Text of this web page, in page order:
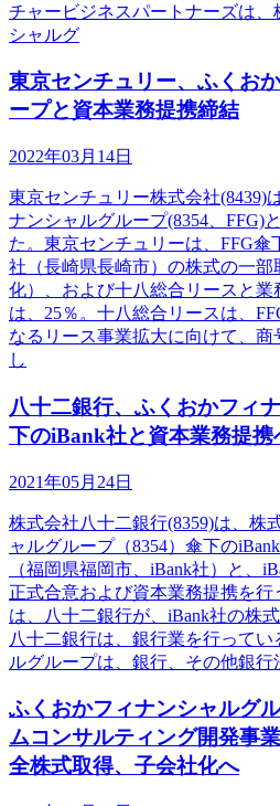
チャービジネスパートナーズは
シャルグ
東京センチュリー、ふくお
ープと資本業務提携締結
2022年03月14日
東京センチュリー株式会社(8439)
ナンシャルグループ(8354、FFG)
た。東京センチュリーは、FFG傘
社（長崎県長崎市）の株式の一
化）、および十八総合リースと
は、25％。十八総合リースは、
なるリース事業拡大に向けて、商
し
八十二銀行、ふくおかフィ
下のiBank社と資本業務提携
2021年05月24日
株式会社八十二銀行(8359)は、株
ャルグループ（8354）傘下の
（福岡県福岡市、iBank社）と、
正式合意および資本業務提携を
は、八十二銀行が、iBank社の株
八十二銀行は、銀行業を行って
ルグループは、銀行、その他銀
ふくおかフィナンシャルグ
ムコンサルティング開発事
全株式取得、子会社化へ